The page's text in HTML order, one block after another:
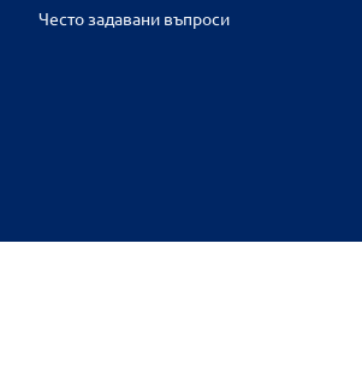
Често задавани въпроси